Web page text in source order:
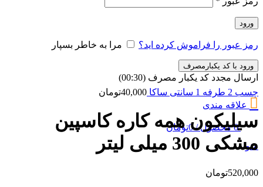
ورود
رمز عبور را فراموش کرده اید؟ مرا به خاطر بسپار
ورود با کد یکبارمصرف
ارسال مجدد کد یکبار مصرف (00:
30
)
علاقه مندی
0 محصول /
0تومان
منو
چسب 2 طرفه 1 سانتی ساکا 40,000تومان
سیلیکون همه کاره کاسپین
مشکی 300 میلی لیتر
520,000تومان